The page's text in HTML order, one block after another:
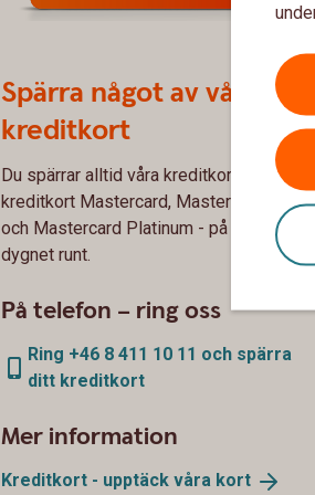
Spärra något av våra
kreditkort
Du spärrar alltid våra kreditkort -
kreditkort Mastercard, Mastercard Guld
och Mastercard Platinum - på telefon,
dygnet runt.
På telefon – ring oss
Ring +46 8 411 10 11 och spärra
ditt kreditkort
Mer information
Kreditkort - upptäck våra kort